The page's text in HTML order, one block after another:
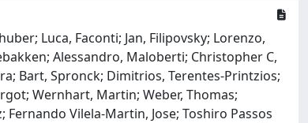
Luca, Faconti; Jan, Filipovsky; Lorenzo,
Alessandro, Maloberti; Christopher C,
Bart, Spronck; Dimitrios, Terentes-Printzios;
Wernhart, Martin; Weber, Thomas;
Vilela-Martin, Jose; Toshiro Passos